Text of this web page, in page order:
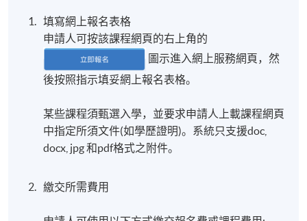
填寫網上報名表格
申請人可按該課程網頁的右上角的
圖示進入網上服務網頁，然
後按照指示填妥網上報名表格。
某些課程須甄選入學，並要求申請人上載課程網頁
中指定所須文件(如學歷證明)。系統只支援doc,
docx, jpg 和pdf格式之附件。
繳交所需費用